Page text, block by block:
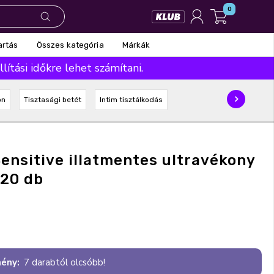
0
Összes kategória Márkák
időkre lehet számítani.
Tisztasági betét Intim tisztálkodás
illatmentes ultravékony
db
7 darabtól olcsóbb!